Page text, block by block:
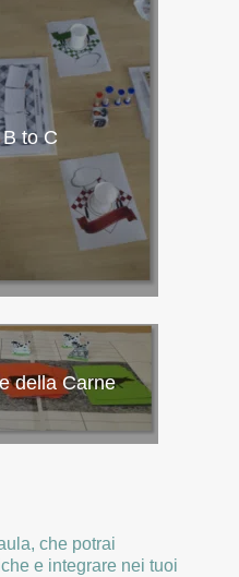
to C
della Carne
che potrai
e integrare nei tuoi